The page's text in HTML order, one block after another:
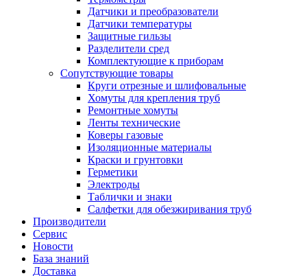
Датчики и преобразователи
Датчики температуры
Защитные гильзы
Разделители сред
Комплектующие к приборам
Сопутствующие товары
Круги отрезные и шлифовальные
Хомуты для крепления труб
Ремонтные хомуты
Ленты технические
Коверы газовые
Изоляционные материалы
Краски и грунтовки
Герметики
Электроды
Таблички и знаки
Салфетки для обезжиривания труб
Производители
Сервис
Новости
База знаний
Доставка